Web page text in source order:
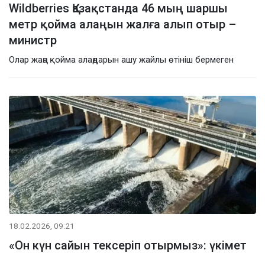
Wildberries Қазақстанда 46 мың шаршы
метр қойма алаңын жалға алып отыр –
министр
Олар жаңа қойма алаңдарын ашу жайлы өтініш бермеген
18.02.2026, 09:21
«Он күн сайын тексеріп отырмыз»: үкімет